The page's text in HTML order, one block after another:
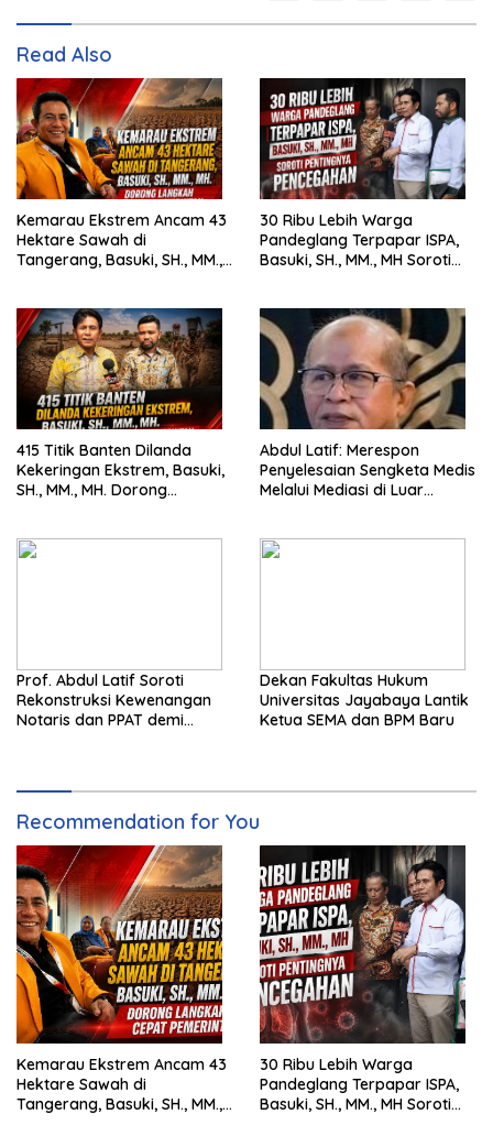
Read Also
Kemarau Ekstrem Ancam 43
Hektare Sawah di
Tangerang, Basuki, SH., MM.,
30 Ribu Lebih Warga
Pandeglang Terpapar ISPA,
Basuki, SH., MM., MH Soroti
415 Titik Banten Dilanda
Kekeringan Ekstrem, Basuki,
SH., MM., MH. Dorong
Abdul Latif: Merespon
Penyelesaian Sengketa Medis
Melalui Mediasi di Luar
Prof. Abdul Latif Soroti
Rekonstruksi Kewenangan
Notaris dan PPAT demi
Dekan Fakultas Hukum
Universitas Jayabaya Lantik
Ketua SEMA dan BPM Baru
Recommendation for You
Kemarau Ekstrem Ancam 43
Hektare Sawah di
Tangerang, Basuki, SH., MM.,
30 Ribu Lebih Warga
Pandeglang Terpapar ISPA,
Basuki, SH., MM., MH Soroti